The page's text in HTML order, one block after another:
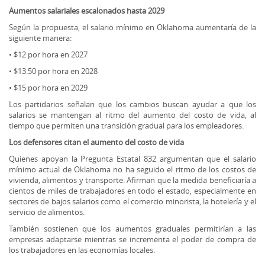
Aumentos salariales escalonados hasta 2029
Según la propuesta, el salario mínimo en Oklahoma aumentaría de la
siguiente manera:
• $12 por hora en 2027
• $13.50 por hora en 2028
• $15 por hora en 2029
Los partidarios señalan que los cambios buscan ayudar a que los
salarios se mantengan al ritmo del aumento del costo de vida, al
tiempo que permiten una transición gradual para los empleadores.
Los defensores citan el aumento del costo de vida
Quienes apoyan la Pregunta Estatal 832 argumentan que el salario
mínimo actual de Oklahoma no ha seguido el ritmo de los costos de
vivienda, alimentos y transporte. Afirman que la medida beneficiaría a
cientos de miles de trabajadores en todo el estado, especialmente en
sectores de bajos salarios como el comercio minorista, la hotelería y el
servicio de alimentos.
También sostienen que los aumentos graduales permitirían a las
empresas adaptarse mientras se incrementa el poder de compra de
los trabajadores en las economías locales.